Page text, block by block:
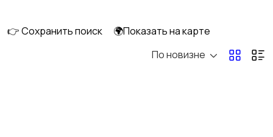
Уход за кожей
👉 Сохранить поиск
🌍Показать на карте
По новизне